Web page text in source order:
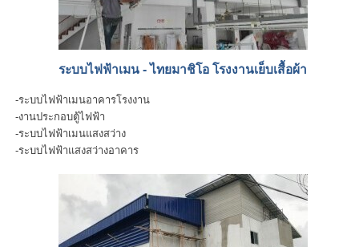
ระบบไฟฟ้าเมน - ไทยมาชิโอ โรงงานเย็บเสื้อผ้า
-ระบบไฟฟ้าเมนอาคารโรงงาน
-งานประกอบตู้ไฟฟ้า
-ระบบไฟฟ้าเมนแสงสว่าง
-ระบบไฟฟ้าแสงสว่างอาคาร